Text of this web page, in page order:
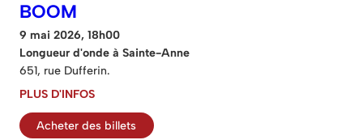
BOOM
9 mai 2026, 18h00
Longueur d'onde à Sainte-Anne
651, rue Dufferin.
PLUS D'INFOS
Acheter des billets